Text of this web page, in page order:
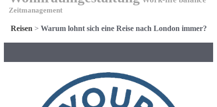
Zeitmanagement
Reisen > Warum lohnt sich eine Reise nach London immer?